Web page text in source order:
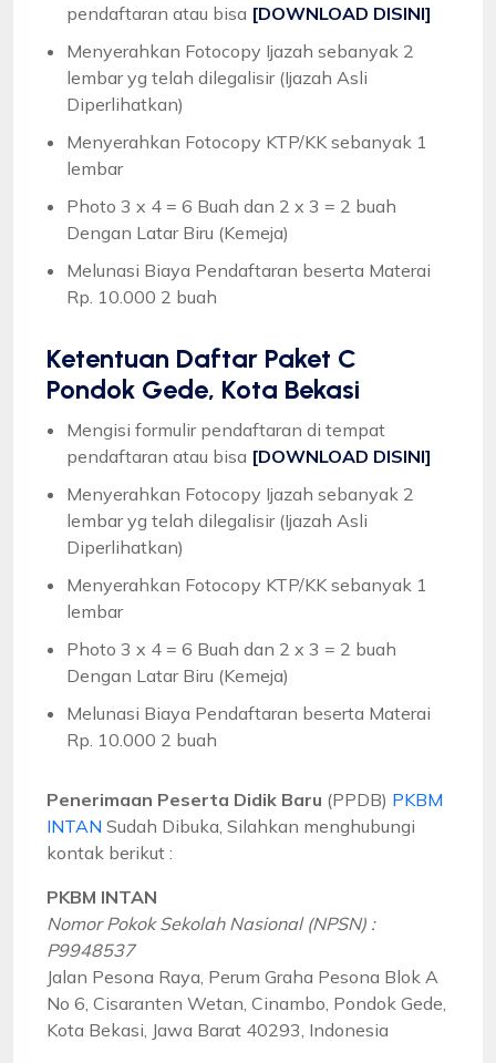
pendaftaran atau bisa [DOWNLOAD DISINI]
Menyerahkan Fotocopy Ijazah sebanyak 2
lembar yg telah dilegalisir (Ijazah Asli
Diperlihatkan)
Menyerahkan Fotocopy KTP/KK sebanyak 1
lembar
Photo 3 x 4 = 6 Buah dan 2 x 3 = 2 buah
Dengan Latar Biru (Kemeja)
Melunasi Biaya Pendaftaran beserta Materai
Rp. 10.000 2 buah
Ketentuan Daftar Paket C
Pondok Gede, Kota Bekasi
Mengisi formulir pendaftaran di tempat
pendaftaran atau bisa [DOWNLOAD DISINI]
Menyerahkan Fotocopy Ijazah sebanyak 2
lembar yg telah dilegalisir (Ijazah Asli
Diperlihatkan)
Menyerahkan Fotocopy KTP/KK sebanyak 1
lembar
Photo 3 x 4 = 6 Buah dan 2 x 3 = 2 buah
Dengan Latar Biru (Kemeja)
Melunasi Biaya Pendaftaran beserta Materai
Rp. 10.000 2 buah
Penerimaan Peserta Didik Baru (PPDB) PKBM
INTAN Sudah Dibuka, Silahkan menghubungi
kontak berikut :
PKBM INTAN
Nomor Pokok Sekolah Nasional (NPSN) :
P9948537
Jalan Pesona Raya, Perum Graha Pesona Blok A
No 6, Cisaranten Wetan, Cinambo, Pondok Gede,
Kota Bekasi, Jawa Barat 40293, Indonesia